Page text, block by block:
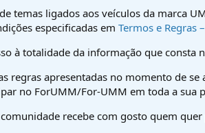
temas ligados aos veículos da marca
especificadas em Termos e Regras
à totalidade da informação que consta
apresentadas no momento de se
no ForUMM/For-UMM em toda a sua
comunidade recebe com gosto quem